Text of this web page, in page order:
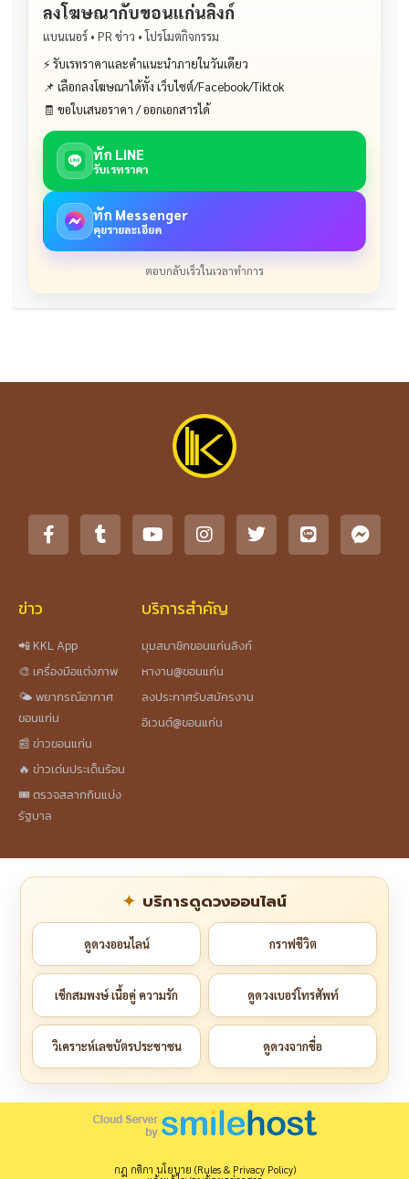
ลงโฆษณากับขอนแก่นลิงก์
แบนเนอร์ • PR ข่าว • โปรโมตกิจกรรม
⚡ รับเรทราคาและคำแนะนำภายในวันเดียว
📌 เลือกลงโฆษณาได้ทั้ง เว็บไซต์/Facebook/Tiktok
🧾 ขอใบเสนอราคา / ออกเอกสารได้
ทัก LINE
รับเรทราคา
ทัก Messenger
คุยรายละเอียด
ตอบกลับเร็วในเวลาทำการ
ข่าว
📲 KKL App
🎨 เครื่องมือแต่งภาพ
🌤️ พยากรณ์อากาศ
ขอนแก่น
📰 ข่าวขอนแก่น
🔥 ข่าวเด่นประเด็นร้อน
🎟️ ตรวจสลากกินแบ่ง
รัฐบาล
บริการสำคัญ
มุมสมาชิกขอนแก่นลิงก์
หางาน@ขอนแก่น
ลงประกาศรับสมัครงาน
อีเวนต์@ขอนแก่น
บริการดูดวงออนไลน์
ดูดวงออนไลน์ กราฟชีวิต
เช็กสมพงษ์ เนื้อคู่ ความรัก ดูดวงเบอร์โทรศัพท์
วิเคราะห์เลขบัตรประชาชน ดูดวงจากชื่อ
กฎ กติกา นโยบาย (Rules & Privacy Policy)